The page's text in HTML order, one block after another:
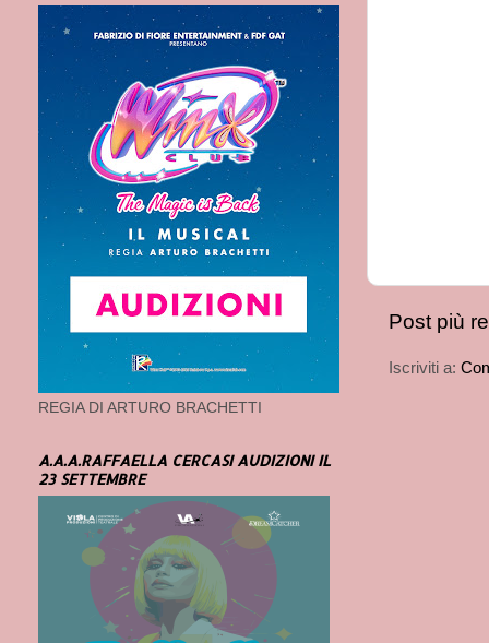
Post più
Iscriviti a:
REGIA DI ARTURO BRACHETTI
A.A.A.RAFFAELLA CERCASI AUDIZIONI IL
23 SETTEMBRE